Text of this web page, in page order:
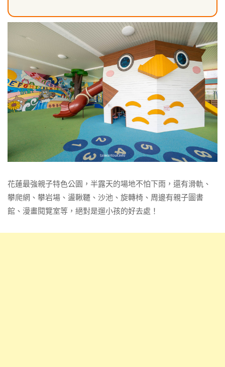
花蓮最強親子特色公園，半露天的場地不怕下雨，還有滑軌、
攀爬網、攀岩場、盪鞦韆、沙池、旋轉椅、周邊有親子圖書
館、漫畫閱覽室等，絕對是遛小孩的好去處！